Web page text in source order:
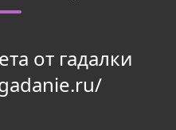
от гадалки